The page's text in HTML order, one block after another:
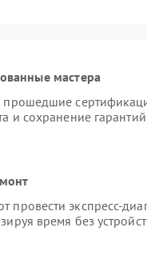
мастера
и сохранение
экспресс-
время без